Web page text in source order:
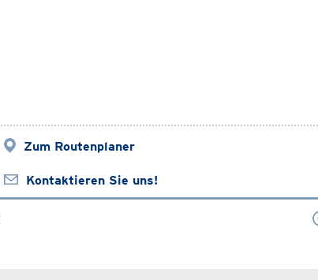
Zum Routenplaner
Kontaktieren Sie uns!